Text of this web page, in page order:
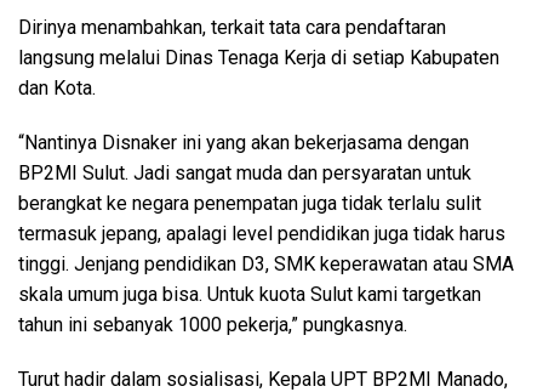
Dirinya menambahkan, terkait tata cara pendaftaran
langsung melalui Dinas Tenaga Kerja di setiap Kabupaten
dan Kota.
“Nantinya Disnaker ini yang akan bekerjasama dengan
BP2MI Sulut. Jadi sangat muda dan persyaratan untuk
berangkat ke negara penempatan juga tidak terlalu sulit
termasuk jepang, apalagi level pendidikan juga tidak harus
tinggi. Jenjang pendidikan D3, SMK keperawatan atau SMA
skala umum juga bisa. Untuk kuota Sulut kami targetkan
tahun ini sebanyak 1000 pekerja,” pungkasnya.
Turut hadir dalam sosialisasi, Kepala UPT BP2MI Manado,